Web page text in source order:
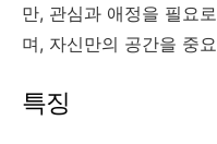
만, 관심과 애정을 필요
며, 자신만의 공간을 중
특징